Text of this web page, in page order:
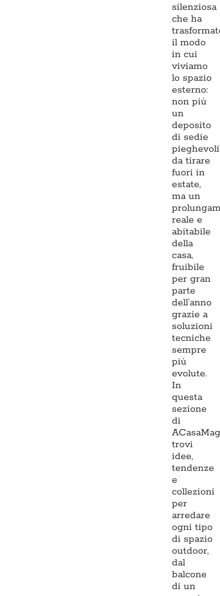
silenziosa
che ha
il modo
in cui
viviamo
lo spazio
esterno:
non più
un
deposito
di sedie
pieghevoli
da tirare
fuori in
estate,
ma un
reale e
abitabile
della
casa,
fruibile
per gran
parte
dell’anno
grazie a
soluzioni
tecniche
sempre
più
evolute.
In
questa
sezione
di
trovi
idee,
tendenze
e
collezioni
per
arredare
ogni tipo
di spazio
outdoor,
dal
balcone
di un